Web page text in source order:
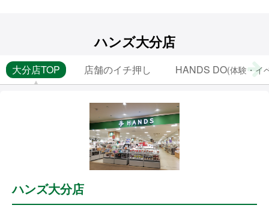
ハンズ大分店
大分店TOP 店舗のイチ押し HANDS DO(体験・イ
ハンズ大分店